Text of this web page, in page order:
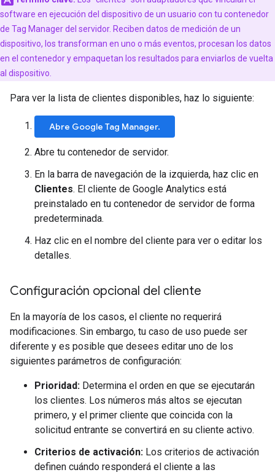
software en ejecución del dispositivo de un usuario con tu contenedor
de Tag Manager del servidor. Reciben datos de medición de un
dispositivo, los transforman en uno o más eventos, procesan los datos
en el contenedor y empaquetan los resultados para enviarlos de vuelta
al dispositivo.
Para ver la lista de clientes disponibles, haz lo siguiente:
Abre Google Tag Manager.
Abre tu contenedor de servidor.
En la barra de navegación de la izquierda, haz clic en
Clientes. El cliente de Google Analytics está
preinstalado en tu contenedor de servidor de forma
predeterminada.
Haz clic en el nombre del cliente para ver o editar los
detalles.
Configuración opcional del cliente
En la mayoría de los casos, el cliente no requerirá
modificaciones. Sin embargo, tu caso de uso puede ser
diferente y es posible que desees editar uno de los
siguientes parámetros de configuración:
Prioridad: Determina el orden en que se ejecutarán
los clientes. Los números más altos se ejecutan
primero, y el primer cliente que coincida con la
solicitud entrante se convertirá en su cliente activo.
Criterios de activación: Los criterios de activación
definen cuándo responderá el cliente a las